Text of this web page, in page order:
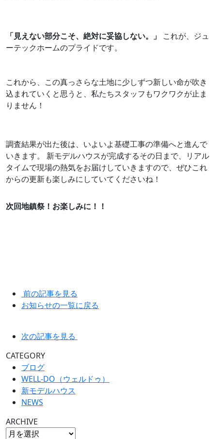
「見えない部分こそ、絶対に妥協しない。」 これが、ジュ
ーテックホームのプライドです。
これから、この真っさらな土地に少しずつ新しい命が吹き
込まれていくと思うと、私たちスタッフもワクワクが止ま
りません！
調査結果が出た後は、いよいよ基礎工事の準備へと進んで
いきます。 新モデルハウスが完成するその日まで、リアル
タイムで現場の熱気をお届けしていきますので、ぜひこれ
からの更新も楽しみにしていてくださいね！
次回地鎮祭！お楽しみに！！
前の記事を見る
お知らせの一覧に戻る
次の記事を見る
CATEGORY
ブログ
WELL-DO（ウェルドゥ）
新モデルハウス
NEWS
ARCHIVE